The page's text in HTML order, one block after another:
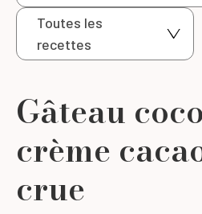
Toutes les
recettes
Gâteau
crème
crue